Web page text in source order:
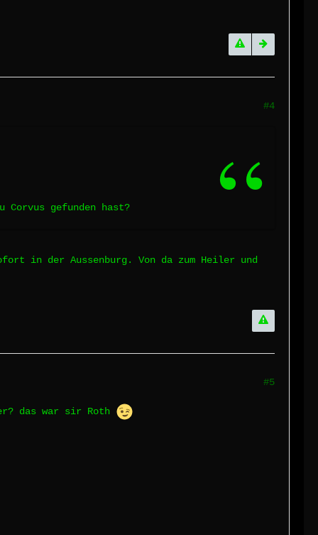
#4
gefunden hast?
in der Aussenburg. Von da zum Heiler und
#5
das war sir Roth